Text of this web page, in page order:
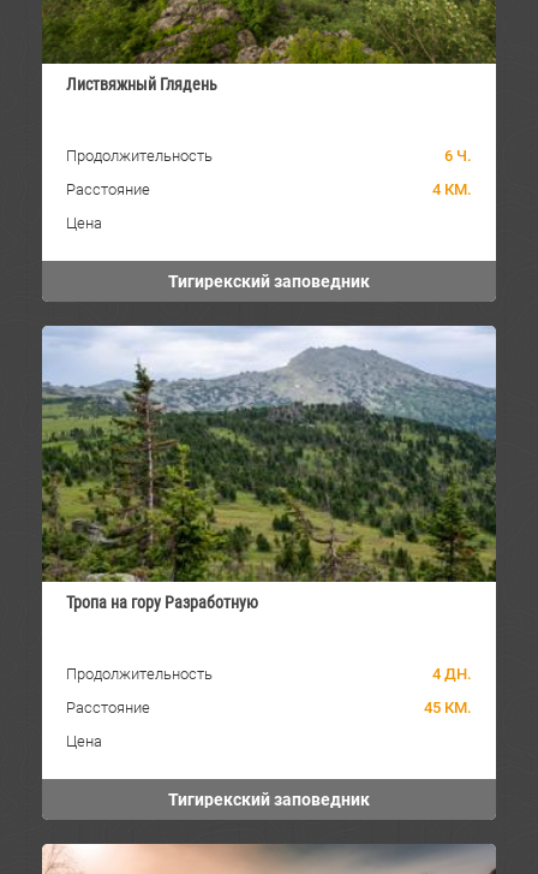
Листвяжный Глядень
Продолжительность
6 Ч.
Расстояние
4 КМ.
Цена
Тигирекский заповедник
Тропа на гору Разработную
Продолжительность
4 ДН.
Расстояние
45 КМ.
Цена
Тигирекский заповедник